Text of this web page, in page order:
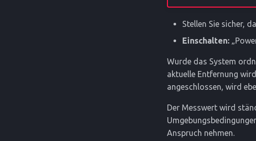
Stellen Sie sicher,
Einschalten:
Wurde das System
aktuelle Entfernung
angeschlossen, wird
Der Messwert wird
Anspruch nehmen.